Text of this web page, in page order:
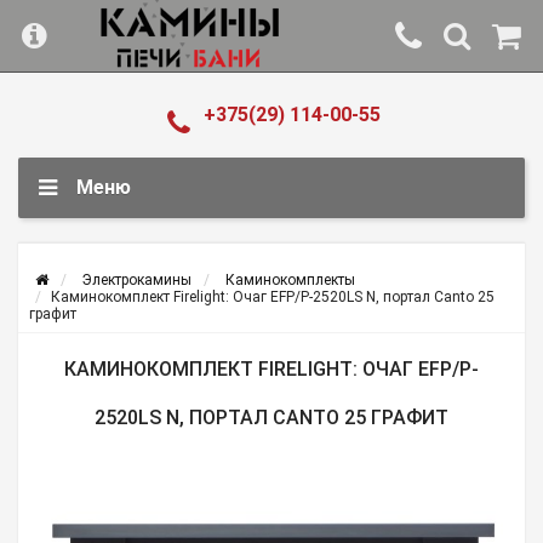
+375(29) 114-00-55
Меню
Электрокамины
Каминокомплекты
Каминокомплект Firelight: Очаг EFP/P-2520LS N, портал Canto 25
графит
КАМИНОКОМПЛЕКТ FIRELIGHT: ОЧАГ EFP/P-
2520LS N, ПОРТАЛ CANTO 25 ГРАФИТ